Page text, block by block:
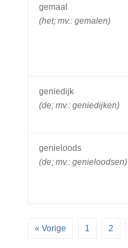
gemaal
(het; mv.: gemalen)
geniedijk
(de; mv.: geniedijken)
genieloods
(de; mv.: genieloodsen)
« Vorige 1 2